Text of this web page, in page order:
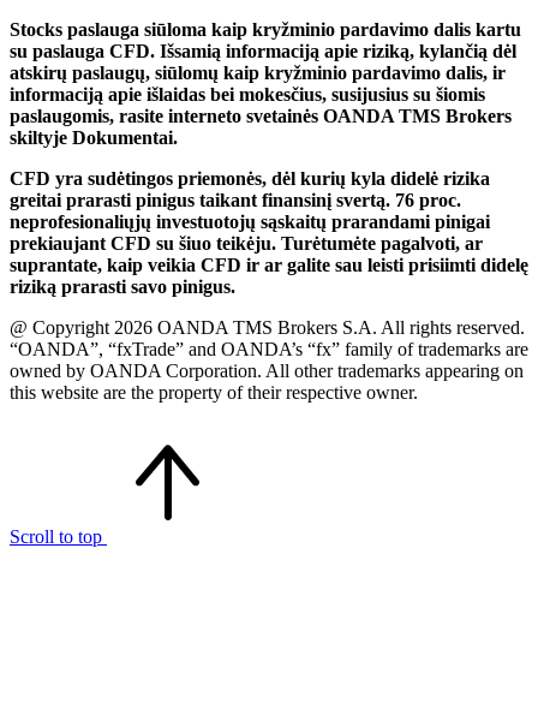
Stocks paslauga siūloma kaip kryžminio pardavimo dalis kartu
su paslauga CFD. Išsamią informaciją apie riziką, kylančią dėl
atskirų paslaugų, siūlomų kaip kryžminio pardavimo dalis, ir
informaciją apie išlaidas bei mokesčius, susijusius su šiomis
paslaugomis, rasite interneto svetainės OANDA TMS Brokers
skiltyje Dokumentai.
CFD yra sudėtingos priemonės, dėl kurių kyla didelė rizika
greitai prarasti pinigus taikant finansinį svertą. 76 proc.
neprofesionaliųjų investuotojų sąskaitų prarandami pinigai
prekiaujant CFD su šiuo teikėju. Turėtumėte pagalvoti, ar
suprantate, kaip veikia CFD ir ar galite sau leisti prisiimti didelę
riziką prarasti savo pinigus.
@ Copyright 2026 OANDA TMS Brokers S.A. All rights reserved.
“OANDA”, “fxTrade” and OANDA’s “fx” family of trademarks are
owned by OANDA Corporation. All other trademarks appearing on
this website are the property of their respective owner.
Scroll to top